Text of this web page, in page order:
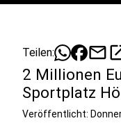
Teilen: mail
2 Millionen
Sportplatz
Veröffentlicht: